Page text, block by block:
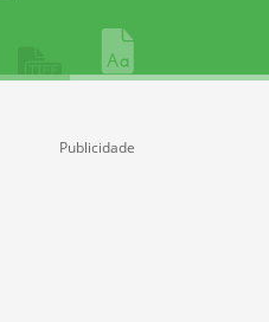
Publicidade